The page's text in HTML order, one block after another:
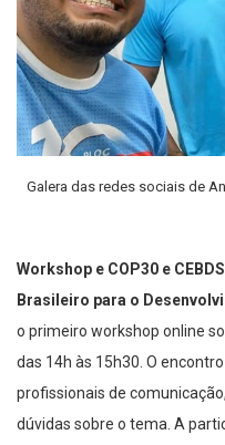
Galera das redes sociais de
Workshop e COP30 e
Brasileiro para o
o primeiro workshop online
das 14h às 15h30. O
profissionais de
dúvidas sobre o tema. A